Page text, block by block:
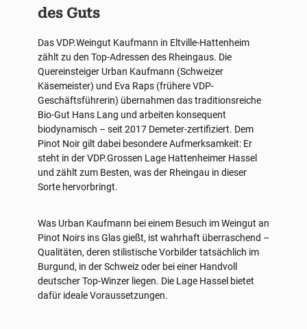
des Guts
Das VDP.Weingut Kaufmann in Eltville-Hattenheim
zählt zu den Top-Adressen des Rheingaus. Die
Quereinsteiger Urban Kaufmann (Schweizer
Käsemeister) und Eva Raps (frühere VDP-
Geschäftsführerin) übernahmen das traditionsreiche
Bio-Gut Hans Lang und arbeiten konsequent
biodynamisch – seit 2017 Demeter-zertifiziert. Dem
Pinot Noir gilt dabei besondere Aufmerksamkeit: Er
steht in der VDP.Grossen Lage Hattenheimer Hassel
und zählt zum Besten, was der Rheingau in dieser
Sorte hervorbringt.
Was Urban Kaufmann bei einem Besuch im Weingut an
Pinot Noirs ins Glas gießt, ist wahrhaft überraschend –
Qualitäten, deren stilistische Vorbilder tatsächlich im
Burgund, in der Schweiz oder bei einer Handvoll
deutscher Top-Winzer liegen. Die Lage Hassel bietet
dafür ideale Voraussetzungen.